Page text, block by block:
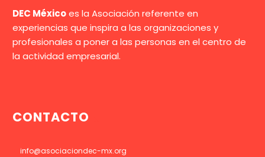
DEC Méxicoes la Asociación referente en
experiencias que inspira a las organizaciones y
profesionales a poner a las personas en el centro de
la actividad empresarial.
CONTACTO
info@asociaciondec-mx.org